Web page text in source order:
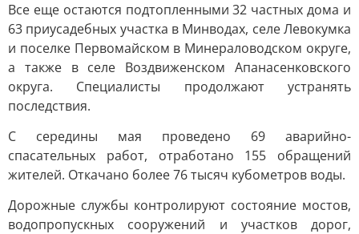
Все еще остаются подтопленными 32 частных дома и
63 приусадебных участка в Минводах, селе Левокумка
и поселке Первомайском в Минераловодском округе,
а также в селе Воздвиженском Апанасенковского
округа. Специалисты продолжают устранять
последствия.
С середины мая проведено 69 аварийно-
спасательных работ, отработано 155 обращений
жителей. Откачано более 76 тысяч кубометров воды.
Дорожные службы контролируют состояние мостов,
водопропускных сооружений и участков дорог,